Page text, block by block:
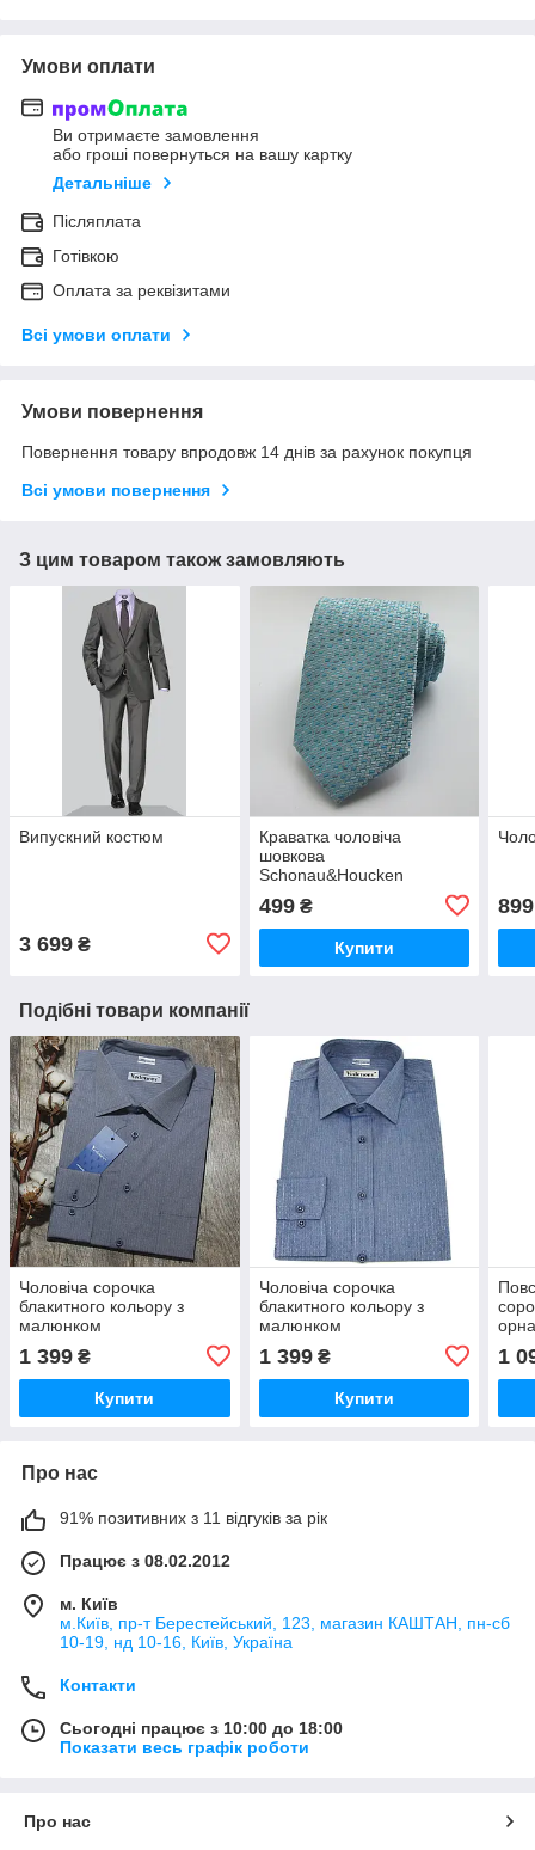
Умови оплати
Ви отримаєте замовлення
або гроші повернуться на вашу картку
Детальніше
Післяплата
Готівкою
Оплата за реквізитами
Всі умови оплати
Умови повернення
Повернення товару впродовж 14 днів за рахунок покупця
Всі умови повернення
З цим товаром також замовляють
Випускний костюм
3 699 ₴
Краватка чоловіча
шовкова
Schonau&Houcken
499₴
Купити
899
Подібні товари компанії
Чоловіча сорочка
блакитного кольору з
малюнком
1 399 ₴
Купити
Чоловіча сорочка
блакитного кольору з
малюнком
1 399₴
Купити
1
Про нас
91% позитивних з 11 відгуків за рік
Працює з 08.02.2012
м. Київ
м.Київ, пр-т Берестейський, 123, магазин КАШТАН, пн-сб
10-19, нд 10-16, Київ, Україна
Контакти
Сьогодні працює з 10:00 до 18:00
Показати весь графік роботи
Про нас